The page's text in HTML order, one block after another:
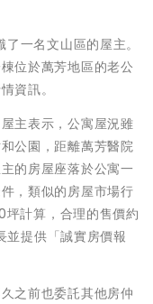
一名文山區的屋主。
位於萬芳地區的老公
資訊。
主表示，公寓屋況雖
公園，距離萬芳醫院
的房屋座落於公寓一
，類似的房屋市場行
計算，合理的售價約
並提供「誠實房價報
之前也委託其他房仲